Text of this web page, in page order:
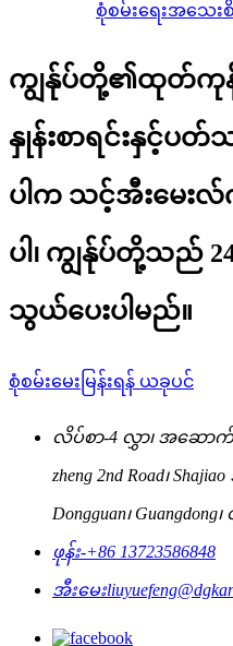
စုံစမ်းရေးအသေး
ကျွန်ုပ်တို့၏ထုတ်ကုန်မ
နှုန်းစာရင်းနှင့်ပတ်
ပါက သင့်အီးမေး
ပါ၊ ကျွန်ုပ်တို့သည်
သွယ်ပေးပါမည်။
စုံစမ်းမေးမြန်းရန် ယခုပင်
လိပ်စာ-4 လွှာ၊ အဆောက်
zheng 2nd Road၊
Dongguan၊
ဖုန်း-+86 13723586848
အီးမေး